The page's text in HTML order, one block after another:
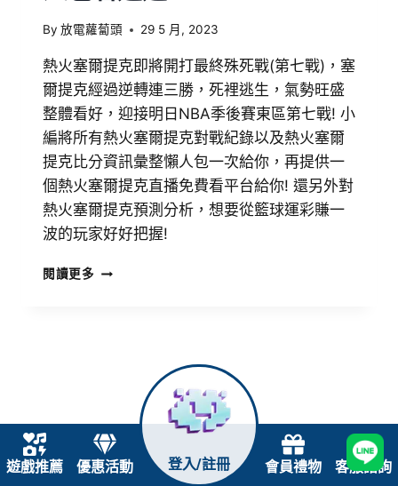
By 放電蘿蔔頭 29 5 月, 2023
熱火塞爾提克即將開打最終殊死戰(第七戰)，塞
爾提克經過逆轉連三勝，死裡逃生，氣勢旺盛
整體看好，迎接明日NBA季後賽東區第七戰! 小
編將所有熱火塞爾提克對戰紀錄以及熱火塞爾
提克比分資訊彙整懶人包一次給你，再提供一
個熱火塞爾提克直播免費看平台給你! 還另外對
熱火塞爾提克預測分析，想要從籃球運彩賺一
波的玩家好好把握!
閱讀更多
遊戲推薦 優惠活動 登入/註冊 會員禮物 客服諮詢